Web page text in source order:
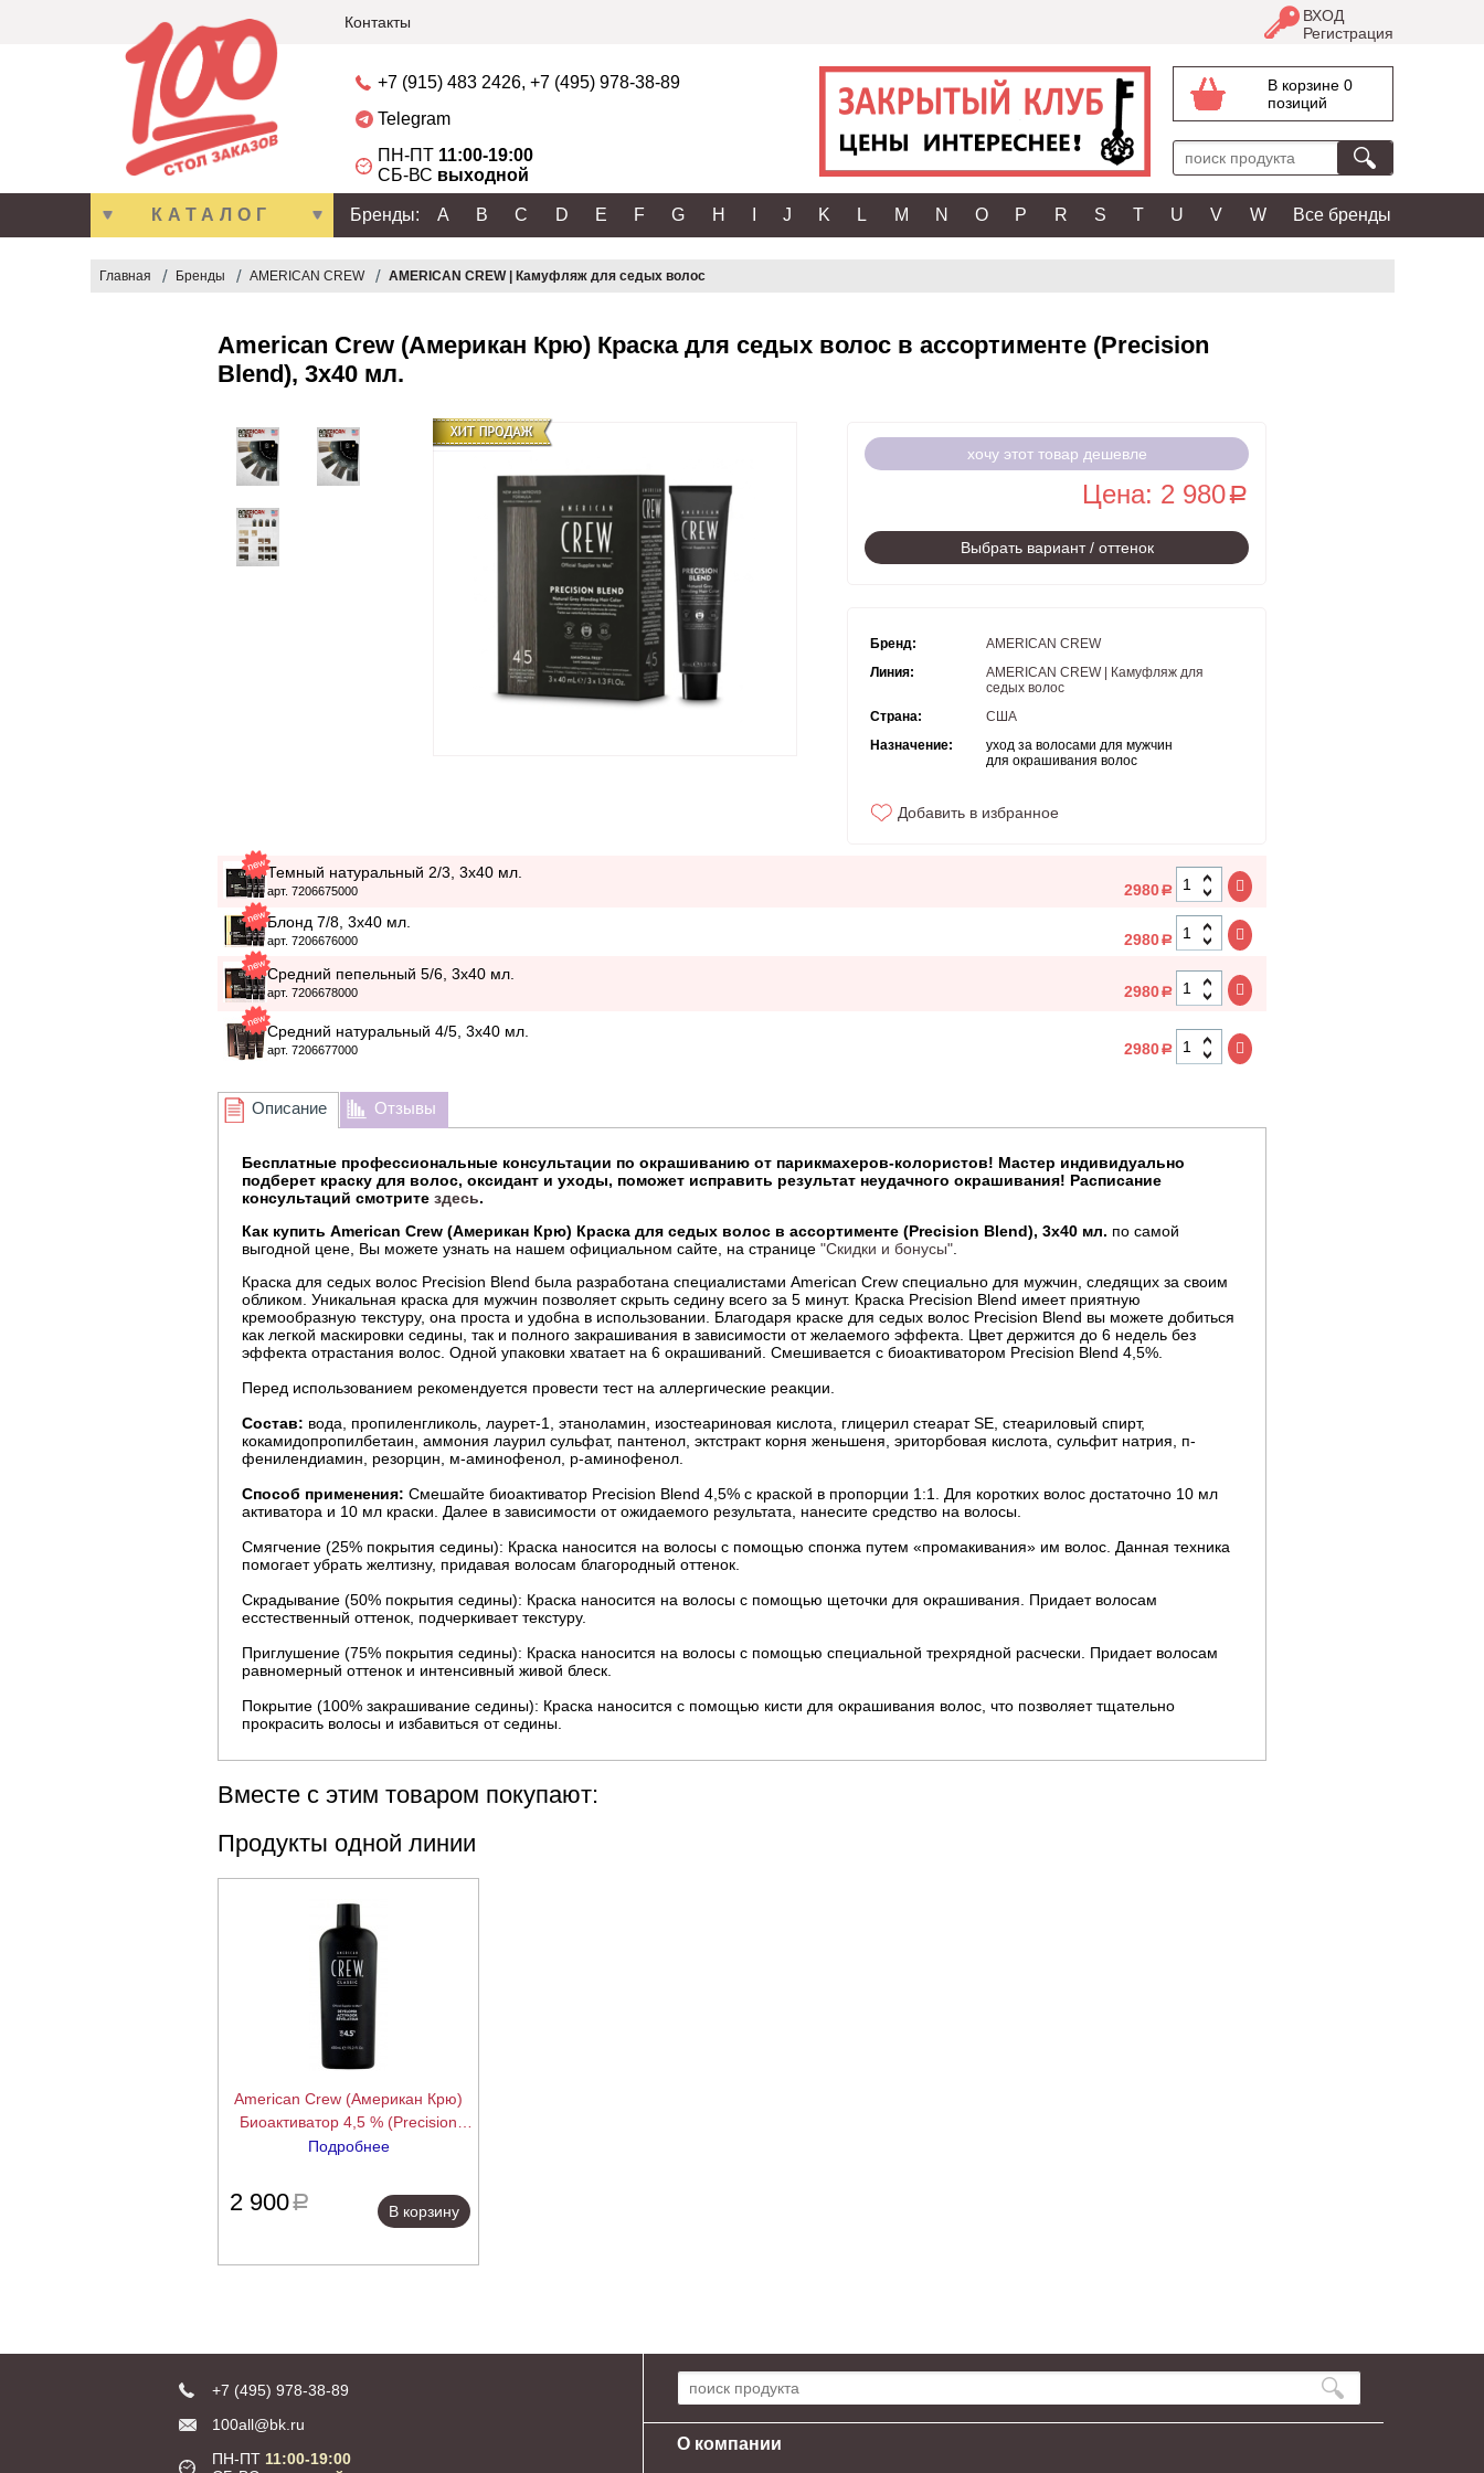
Контакты
ВХОД
Регистрация
В корзине 0
позиций
+7 (915) 483 2426, +7 (495) 978-38-89
Telegram
ПН-ПТ 11:00-19:00
СБ-ВС выходной
КАТАЛОГ Бренды: A B C D E F G H J K L M N O P R S T U V W Все бренды
Главная Бренды AMERICAN CREW AMERICAN CREW | Камуфляж для седых волос
American Crew (Американ Крю) Краска для седых волос в ассортименте (Precision
Blend), 3x40 мл.
хочу этот товар дешевле
Цена: 2 980a
Выбрать вариант / оттенок
Бренд:
AMERICAN CREW
Линия:
AMERICAN CREW | Камуфляж для
седых волос
Страна:
США
Назначение:
уход за волосами для мужчин
для окрашивания волос
Добавить в избранное
Темный натуральный 2/3, 3x40 мл.
арт. 7206675000 2980a
Блонд 7/8, 3x40 мл.
арт. 7206676000 2980a
Средний пепельный 5/6, 3x40 мл.
арт. 7206678000 2980a
Средний натуральный 4/5, 3x40 мл.
арт. 7206677000 2980a
Описание Отзывы
Бесплатные профессиональные консультации по окрашиванию от парикмахеров-колористов! Мастер индивидуально
подберет краску для волос, оксидант и уходы, поможет исправить результат неудачного окрашивания! Расписание
консультаций смотрите здесь.
Как купить American Crew (Американ Крю) Краска для седых волос в ассортименте (Precision Blend), 3x40 мл. по самой
выгодной цене, Вы можете узнать на нашем официальном сайте, на странице "Скидки и бонусы"
Краска для седых волос Precision Blend была разработана специалистами American Crew специально для мужчин, следящих за своим
обликом. Уникальная краска для мужчин позволяет скрыть седину всего за 5 минут. Краска Precision Blend имеет приятную
кремообразную текстуру, она проста и удобна в использовании. Благодаря краске для седых волос Precision Blend вы можете добиться
как легкой маскировки седины, так и полного закрашивания в зависимости от желаемого эффекта. Цвет держится до 6 недель без
эффекта отрастания волос. Одной упаковки хватает на 6 окрашиваний. Смешивается с биоактиватором Precision Blend 4,5%.
Перед использованием рекомендуется провести тест на аллергические реакции.
Состав: вода, пропиленгликоль, лаурет-1, этаноламин, изостеариновая кислота, глицерил стеарат SE, стеариловый спирт,
кокамидопропилбетаин, аммония лаурил сульфат, пантенол, эктстракт корня женьшеня, эриторбовая кислота, сульфит натрия, п-
фенилендиамин, резорцин, м-аминофенол, р-аминофенол.
Способ применения: Смешайте биоактиватор Precision Blend 4,5% с краской в пропорции 1:1. Для коротких волос достаточно 10 мл
активатора и 10 мл краски. Далее в зависимости от ожидаемого результата, нанесите средство на волосы.
Смягчение (25% покрытия седины): Краска наносится на волосы с помощью спонжа путем «промакивания» им волос. Данная техника
помогает убрать желтизну, придавая волосам благородный оттенок.
Скрадывание (50% покрытия седины): Краска наносится на волосы с помощью щеточки для окрашивания. Придает волосам
есстественный оттенок, подчеркивает текстуру.
Приглушение (75% покрытия седины): Краска наносится на волосы с помощью специальной трехрядной расчески. Придает волосам
равномерный оттенок и интенсивный живой блеск.
Покрытие (100% закрашивание седины): Краска наносится с помощью кисти для окрашивания волос, что позволяет тщательно
прокрасить волосы и избавиться от седины.
Вместе с этим товаром покупают:
Продукты одной линии
American Crew (Американ Крю)
Биоактиватор 4,5 % (Precision
Blend Developer), 450 мл.
Подробнее
2 900a
В корзину
+7 (495) 978-38-89
100all@bk.ru
ПН-ПТ 11:00-19:00
Поиск по сайту:
О компании